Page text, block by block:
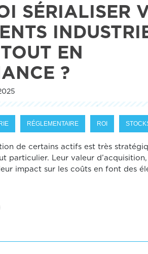
SÉRIALISER
EN
?
RÉGLEMENTAIRE ROI
de certains actifs est très
particulier. Leur valeur
impact sur les coûts en font des